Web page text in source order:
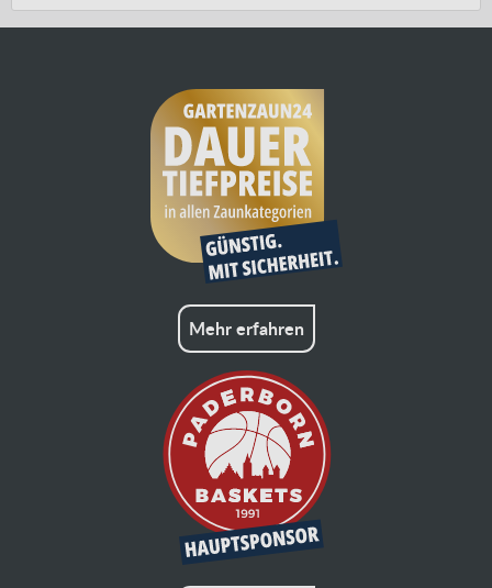
Mehr erfahren